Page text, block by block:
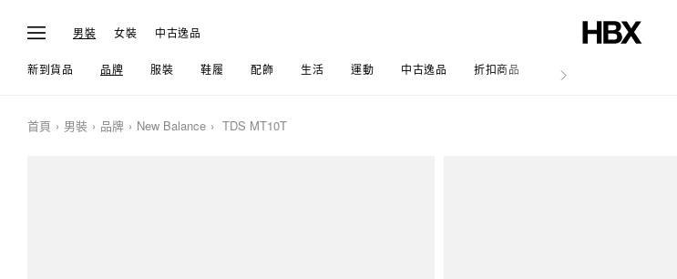
男裝 女裝 中古逸品
新到貨品 品牌 服裝 鞋履 配飾 生活 運動 中古逸品 折扣商品 文章
首頁 男裝 品牌 New Balance TDS MT10T